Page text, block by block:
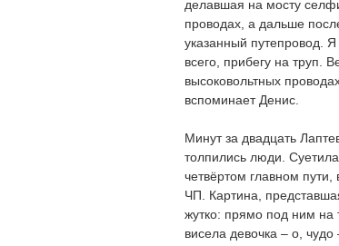
делавшая на мосту
проводах, а дальше
указанный путепровод.
всего, прибегу на труп.
высоковольтных
вспоминает Денис.
Минут за двадцать
толпились люди.
четвёртом главном
ЧП. Картина,
жутко: прямо под ним на
висела девочка – о, чудо